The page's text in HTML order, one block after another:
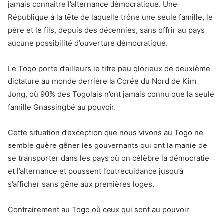
jamais connaître l’alternance démocratique. Une
République à la tête de laquelle trône une seule famille, le
père et le fils, depuis des décennies, sans offrir au pays
aucune possibilité d’ouverture démocratique.
Le Togo porte d’ailleurs le titre peu glorieux de deuxième
dictature au monde derrière la Corée du Nord de Kim
Jong, où 90% des Togolais n’ont jamais connu que la seule
famille Gnassingbé au pouvoir.
Cette situation d’exception que nous vivons au Togo ne
semble guère gêner les gouvernants qui ont la manie de
se transporter dans les pays où on célèbre la démocratie
et l’alternance et poussent l’outrecuidance jusqu’à
s’afficher sans gêne aux premières loges.
Contrairement au Togo où ceux qui sont au pouvoir